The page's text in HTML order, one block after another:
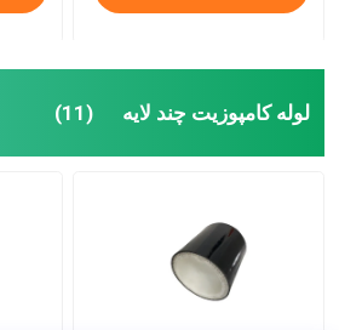
لوله کامپوزیت چند لایه (11)